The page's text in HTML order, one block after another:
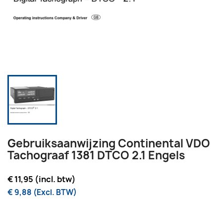
Gebruiksaanwijzing Continental VDO
Tachograaf 1381 DTCO 2.1 Engels
€ 11,95 (incl. btw)
€ 9,88 (Excl. BTW)